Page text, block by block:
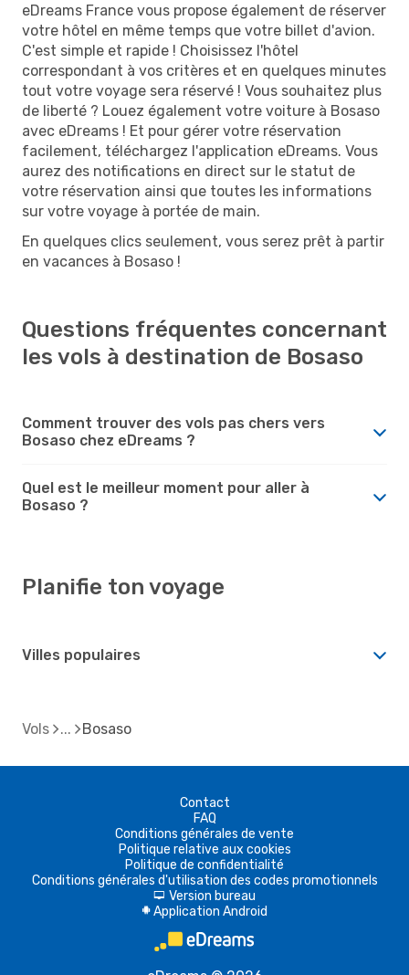
eDreams France vous propose également de réserver
votre hôtel en même temps que votre billet d'avion.
C'est simple et rapide ! Choisissez l'hôtel
correspondant à vos critères et en quelques minutes
tout votre voyage sera réservé ! Vous souhaitez plus
de liberté ? Louez également votre voiture à Bosaso
avec eDreams ! Et pour gérer votre réservation
facilement, téléchargez l'application eDreams. Vous
aurez des notifications en direct sur le statut de
votre réservation ainsi que toutes les informations
sur votre voyage à portée de main.
En quelques clics seulement, vous serez prêt à partir
en vacances à Bosaso !
Questions fréquentes concernant
les vols à destination de Bosaso
Comment trouver des vols pas chers vers
Bosaso chez eDreams ?
Quel est le meilleur moment pour aller à
Bosaso ?
Planifie ton voyage
Villes populaires
Vols Bosaso
Contact
FAQ
Conditions générales de vente
Politique relative aux cookies
Politique de confidentialité
Conditions générales d'utilisation des codes promotionnels
d Version bureau
A Application Android